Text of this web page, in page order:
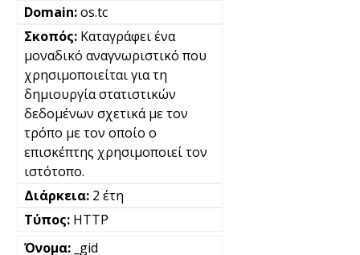
os.tc
Καταγράφει ένα
μοναδικό αναγνωριστικό που
χρησιμοποιείται για τη
δημιουργία στατιστικών
δεδομένων σχετικά με τον
τρόπο με τον οποίο ο
επισκέπτης χρησιμοποιεί τον
ιστότοπο.
2 έτη
HTTP
_gid